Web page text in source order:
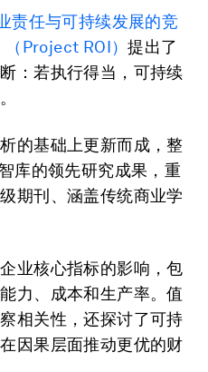
责任与可持续发展的竞
（Project ROI）提出了
：若执行得当，可持续
的基础上更新而成，整
库的领先研究成果，重
期刊、涵盖传统商业学
业核心指标的影响，包
力、成本和生产率。值
相关性，还探讨了可持
因果层面推动更优的财